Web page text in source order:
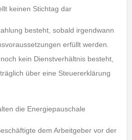
keinen Stichtag dar
besteht, sobald irgendwann
erfüllt werden.
kein Dienstverhältnis besteht,
über eine Steuererklärung
die Energiepauschale
dem Arbeitgeber vor der